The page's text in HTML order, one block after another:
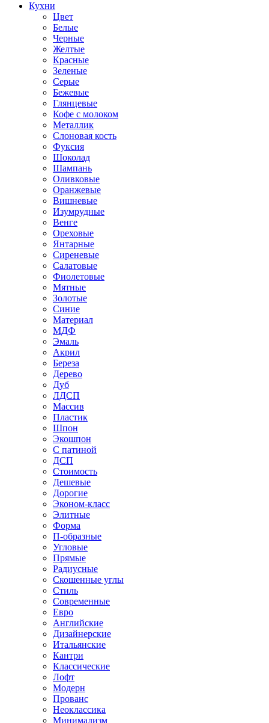
Кухни
Цвет
Белые
Черные
Желтые
Красные
Зеленые
Серые
Бежевые
Глянцевые
Кофе с молоком
Металлик
Слоновая кость
Фуксия
Шоколад
Шампань
Оливковые
Оранжевые
Вишневые
Изумрудные
Венге
Ореховые
Янтарные
Сиреневые
Салатовые
Фиолетовые
Мятные
Золотые
Синие
Материал
МДФ
Эмаль
Акрил
Береза
Дерево
Дуб
ЛДСП
Массив
Пластик
Шпон
Экошпон
С патиной
ДСП
Стоимость
Дешевые
Дорогие
Эконом-класс
Элитные
Форма
П-образные
Угловые
Прямые
Радиусные
Скошенные углы
Стиль
Современные
Евро
Английские
Дизайнерские
Итальянские
Кантри
Классические
Лофт
Модерн
Прованс
Неоклассика
Минимализм